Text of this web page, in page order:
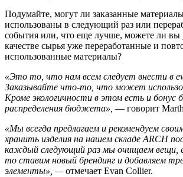
Подумайте, могут ли заказанные
использованы в следующий раз или
события или, что еще лучше, можете ли вы
качестве сырья уже переработанные и
использованные материалы?
«Это то, что нам всем следует внести в
Заказывайте что-то, что может
Кроме экологичности в этом есть и бонус
распределения бюджета», — говорит
«Мы всегда предлагаем и рекомендуем
хранить изделия на нашем складе ARCH
каждый следующий раз мы очищаем вещи,
то ставим новый брендинг и добавляем
элементы», —отмечает Evan Collier.